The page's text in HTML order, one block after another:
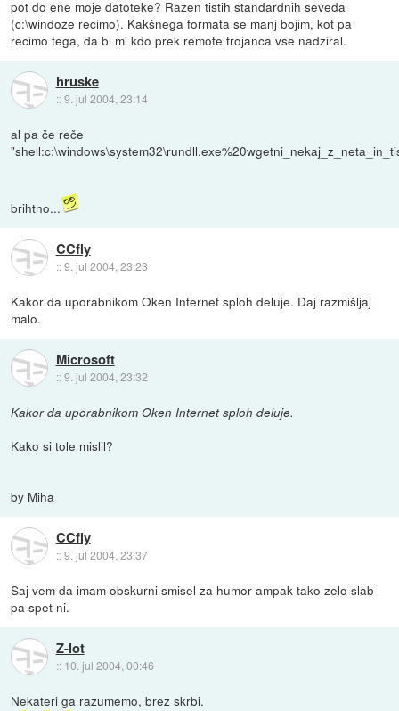
pot do ene moje datoteke? Razen tistih standardnih seveda
(c:\windoze recimo). Kakšnega formata se manj bojim, kot pa
recimo tega, da bi mi kdo prek remote trojanca vse nadziral.
hruske
::9. jul 2004, 23:14
al pa če reče
brihtno...
CCfly
::9. jul 2004, 23:23
Kakor da uporabnikom Oken Internet sploh deluje. Daj razmišljaj
malo.
Microsoft
::9. jul 2004, 23:32
Kakor da uporabnikom Oken Internet sploh deluje.
Kako si tole mislil?
by Miha
CCfly
::9. jul 2004, 23:37
Saj vem da imam obskurni smisel za humor ampak tako zelo slab
pa spet ni.
Z-lot
:: 10. jul 2004, 00:46
Nekateri ga razumemo, brez skrbi.